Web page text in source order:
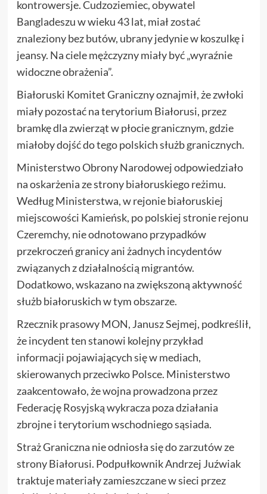
kontrowersje. Cudzoziemiec, obywatel
Bangladeszu w wieku 43 lat, miał zostać
znaleziony bez butów, ubrany jedynie w koszulkę i
jeansy. Na ciele mężczyzny miały być „wyraźnie
widoczne obrażenia”.
Białoruski Komitet Graniczny oznajmił, że zwłoki
miały pozostać na terytorium Białorusi, przez
bramkę dla zwierząt w płocie granicznym, gdzie
miałoby dojść do tego polskich służb granicznych.
Ministerstwo Obrony Narodowej odpowiedziało
na oskarżenia ze strony białoruskiego reżimu.
Według Ministerstwa, w rejonie białoruskiej
miejscowości Kamieńsk, po polskiej stronie rejonu
Czeremchy, nie odnotowano przypadków
przekroczeń granicy ani żadnych incydentów
związanych z działalnością migrantów.
Dodatkowo, wskazano na zwiększoną aktywność
służb białoruskich w tym obszarze.
Rzecznik prasowy MON, Janusz Sejmej, podkreślił,
że incydent ten stanowi kolejny przykład
informacji pojawiających się w mediach,
skierowanych przeciwko Polsce. Ministerstwo
zaakcentowało, że wojna prowadzona przez
Federację Rosyjską wykracza poza działania
zbrojne i terytorium wschodniego sąsiada.
Straż Graniczna nie odniosła się do zarzutów ze
strony Białorusi. Podpułkownik Andrzej Juźwiak
traktuje materiały zamieszczane w sieci przez